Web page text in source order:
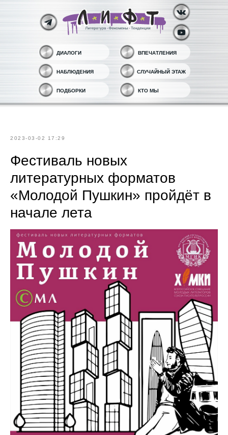
ДИАЛОГИ ВПЕЧАТЛЕНИЯ
НАБЛЮДЕНИЯ СЛУЧАЙНЫЙ ЭТАЖ
ПОДБОРКИ КТО МЫ
2023-03-02 17:29
Фестиваль новых
литературных форматов
«Молодой Пушкин» пройдёт в
начале лета